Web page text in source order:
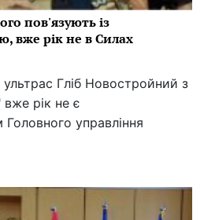
пов'язують із
вже рік не в Силах
Гліб Новостройний з
рік не є
управління